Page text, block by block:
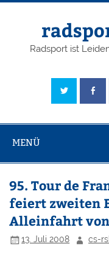
Radsport ist
MENÜ
95. Tour de
feiert zweiten
Alleinfahrt
13. Juli 2008 cs-